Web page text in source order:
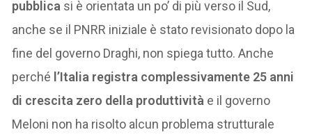
pubblica si è orientata un po’ di più verso il Sud,
anche se il PNRR iniziale è stato revisionato dopo la
fine del governo Draghi, non spiega tutto. Anche
perché l’Italia registra complessivamente 25 anni
di crescita zero della produttività e il governo
Meloni non ha risolto alcun problema strutturale